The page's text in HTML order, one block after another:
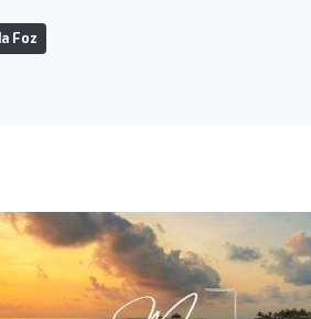
Foz